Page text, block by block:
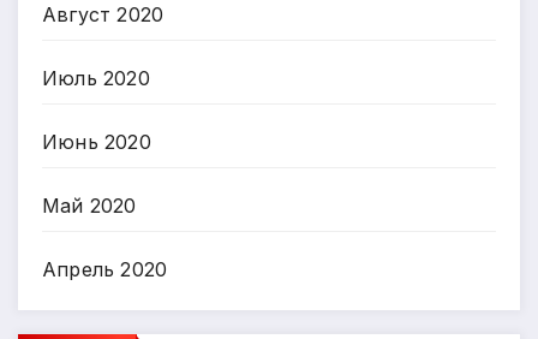
Август 2020
Июль 2020
Июнь 2020
Май 2020
Апрель 2020